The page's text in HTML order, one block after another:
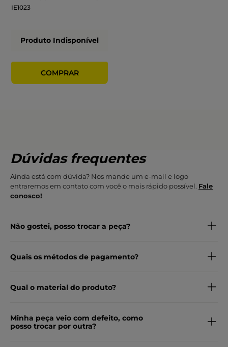
IE1023
Produto Indisponível
Dúvidas frequentes
Ainda está com dúvida? Nos mande um e-mail e logo
entraremos em contato com você o mais rápido possível. Fale
conosco!
Não gostei, posso trocar a peça?
Quais os métodos de pagamento?
Qual o material do produto?
Minha peça veio com defeito, como
posso trocar por outra?